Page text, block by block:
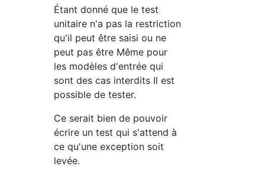
Étant donné que le test
unitaire n'a pas la restriction
qu'il peut être saisi ou ne
peut pas être Même pour
les modèles d'entrée qui
sont des cas interdits Il est
possible de tester.
Ce serait bien de pouvoir
écrire un test qui s'attend à
ce qu'une exception soit
levée.